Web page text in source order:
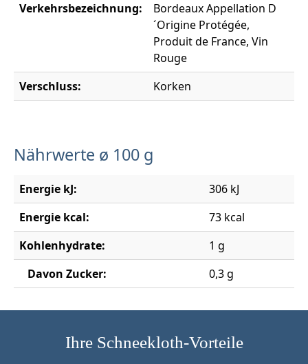
Verkehrsbezeichnung:
Bordeaux Appellation D
´Origine Protégée,
Produit de France, Vin
Rouge
Verschluss:
Korken
Nährwerte ø 100 g
Energie kJ:
306 kJ
Energie kcal:
73 kcal
Kohlenhydrate:
1 g
Davon Zucker:
0,3 g
Ihre Schneekloth-Vorteile